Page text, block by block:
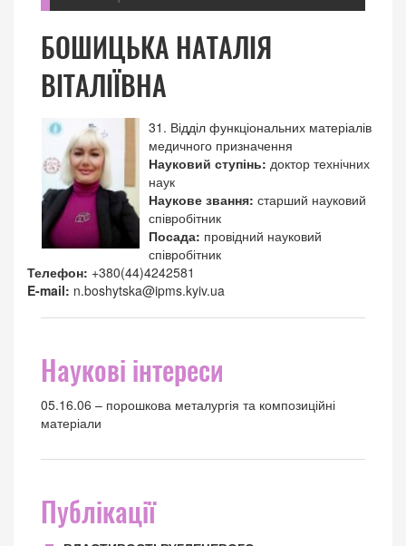
БОШИЦЬКА НАТАЛІЯ
ВІТАЛІЇВНА
31. Відділ функціональних матеріалів
медичного призначення
Науковий ступінь: доктор технічних
наук
Наукове звання:старший науковий
співробітник
Посада: провідний науковий
співробітник
Телефон: +380(44)4242581
E-mail: n.boshytska@ipms.kyiv.ua
Наукові інтереси
05.16.06 – порошкова металургія та композиційні
матеріали
Публікації